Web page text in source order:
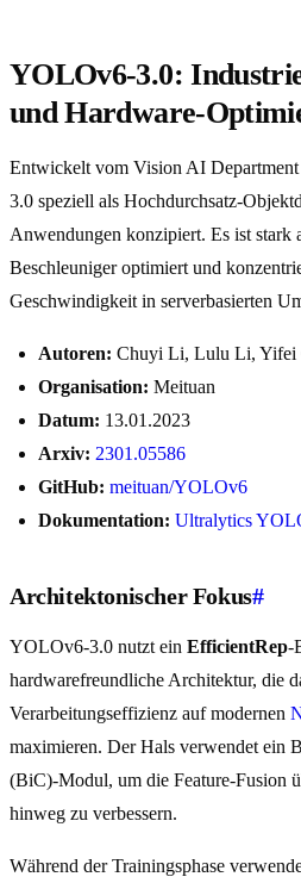
YOLOv6-3.0:
und Hardware-
Entwickelt vom Vision AI Department
3.0 speziell als Hochdurchsatz-
Anwendungen konzipiert. Es ist stark
Beschleuniger optimiert und
Geschwindigkeit in serverbasierten
Autoren: Chuyi Li, Lulu Li, Yifei
Organisation: Meituan
Datum: 13.01.2023
Arxiv: 2301.05586
GitHub: meituan/YOLOv6
Dokumentation: Ultralytics
Architektonischer Fokus#
YOLOv6-3.0 nutzt ein EfficientRep-
hardwarefreundliche Architektur, die
Verarbeitungseffizienz auf modernen
maximieren. Der Hals verwendet ein
(BiC)-Modul, um die Feature-Fusion
hinweg zu verbessern.
Während der Trainingsphase